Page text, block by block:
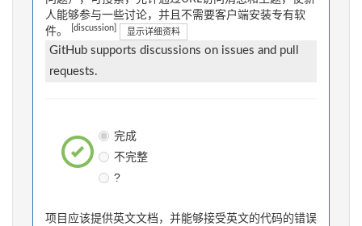
人能够参与一些讨论，并且不需要客户端安装专有软
件。
[discussion] 显示详细资料
GitHub supports discussions on issues and pull
requests.
完成
不完整
?
项目应该提供英文文档，并能够接受英文的代码的错误